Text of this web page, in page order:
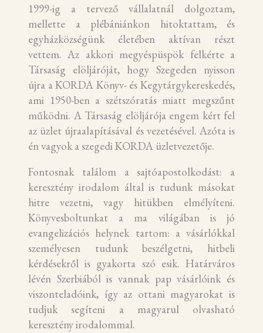
1999-ig a tervező vállalatnál dolgoztam,
mellette a plébániánkon hitoktattam, és
egyházközségünk életében aktívan részt
vettem. Az akkori megyéspüspök felkérte a
Társaság elöljáróját, hogy Szegeden nyisson
újra a KORDA Könyv- és Kegytárgykereskedés,
ami 1950-ben a szétszóratás miatt megszűnt
működni. A Társaság elöljárója engem kért fel
az üzlet újraalapításával és vezetésével. Azóta is
én vagyok a szegedi KORDA üzletvezetője.
Fontosnak találom a sajtóapostolkodást: a
keresztény irodalom által is tudunk másokat
hitre vezetni, vagy hitükben elmélyíteni.
Könyvesboltunkat a ma világában is jó
evangelizációs helynek tartom: a vásárlókkal
személyesen tudunk beszélgetni, hitbeli
kérdésekről is gyakorta szó esik. Határváros
lévén Szerbiából is vannak pap vásárlóink és
viszonteladóink, így az ottani magyarokat is
tudjuk segíteni a magyarul olvasható
keresztény irodalommal.